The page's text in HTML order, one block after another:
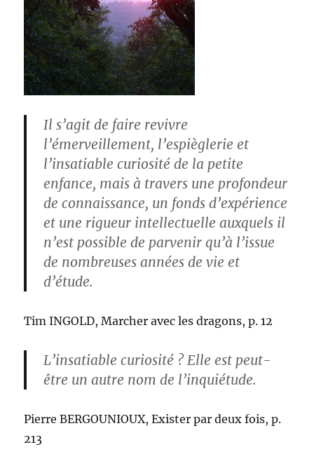
Il s’agit de faire revivre
l’émerveillement, l’espièglerie et
l’insatiable curiosité de la petite
enfance, mais à travers une profondeur
de connaissance, un fonds d’expérience
et une rigueur intellectuelle auxquels il
n’est possible de parvenir qu’à l’issue
de nombreuses années de vie et
d’étude.
Tim INGOLD, Marcher avec les dragons, p. 12
L’insatiable curiosité ? Elle est peut-
être un autre nom de l’inquiétude.
Pierre BERGOUNIOUX, Exister par deux fois, p.
213